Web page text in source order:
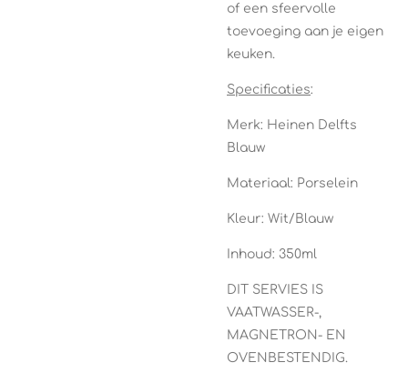
of een sfeervolle
toevoeging aan je eigen
keuken.
Specificaties:
Merk: Heinen Delfts
Blauw
Materiaal: Porselein
Kleur: Wit/Blauw
Inhoud: 350ml
DIT SERVIES IS
VAATWASSER-,
MAGNETRON- EN
OVENBESTENDIG.